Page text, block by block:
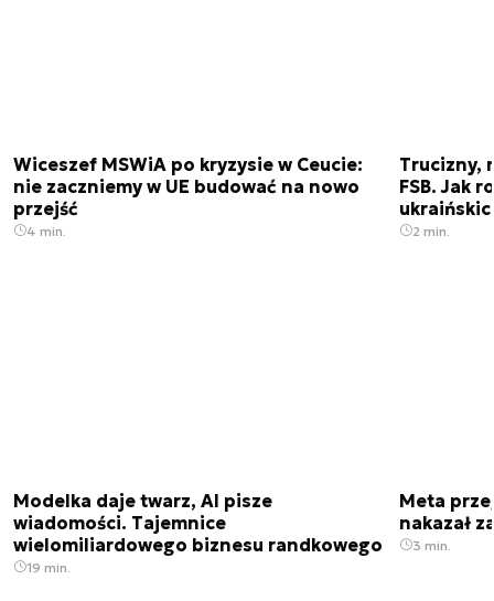
Wiceszef MSWiA po kryzysie w Ceucie:
nie zaczniemy w UE budować na nowo
przejść
4 min.
Trucizny,
FSB. Jak
2 min.
Modelka daje twarz, AI pisze
wiadomości. Tajemnice
wielomiliardowego biznesu randkowego
19 min.
Meta
nakazał
3 min.